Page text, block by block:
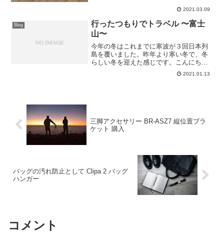
は、、、モバイルバッテリーと一緒にケ
ーブルもバッグに一つ。
2021.03.09
Blog
行ったつもりでトラベル 〜富士
山〜
今年の冬はこれまでに寒波が３回日本列
島を覆いました。昨年より寒い冬で、冬
らしい冬を迎えた感じです。こんにち
は、KazublogのKazuです。今季初の積雪
だった昨日の山梨県ですが、思いの外富
2021.01.13
三脚アクセサリー BR-ASZ7 縦位置ブラ
ケット 購入
バッグの汚れ防止として Clipa 2 バッグ
ハンガー
コメント